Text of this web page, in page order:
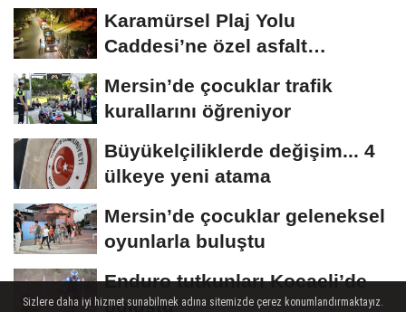
Karamürsel Plaj Yolu
Caddesi’ne özel asfalt
Mersin’de çocuklar trafik
kurallarını öğreniyor
Büyükelçiliklerde değişim... 4
ülkeye yeni atama
Mersin’de çocuklar geleneksel
oyunlarla buluştu
Enduro tutkunları Kocaeli’de
buluştu
Sizlere daha iyi hizmet sunabilmek adına sitemizde çerez konumlandırmaktayız.